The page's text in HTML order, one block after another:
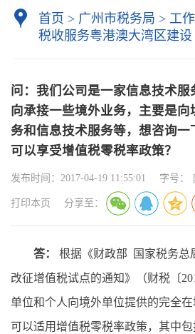
首页 > 广州市税务局 > 工
税收服务粤港澳大湾区建设
问：我们公司是一家信息技术服
向承接一些境外业务，主要是
务和信息技术服务等，想咨询一
可以享受增值税零税率政策？
发布时间： 2017-04-19 11:55:01 字号： [
打印本页 分享至：
答：
根据《财政部 国家税务总
改征增值税试点的通知》（财税〔
单位和个人向境外单位提供的完全在
可以适用增值税零税率政策，其中